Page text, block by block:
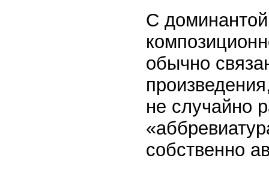
С доминантой
обычно
не случайно
собственно